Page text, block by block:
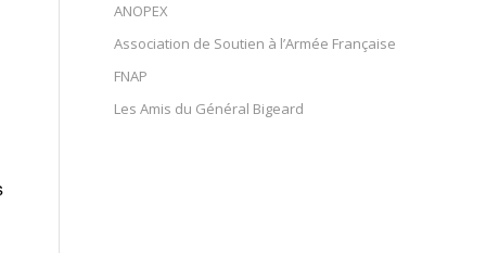
ANOPEX
Association de Soutien à l’Armée Française
FNAP
Les Amis du Général Bigeard